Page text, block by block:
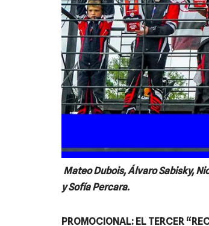
Mateo Dubois, Álvaro Sabisky,
y Sofía Percara.
PROMOCIONAL: EL TERCER